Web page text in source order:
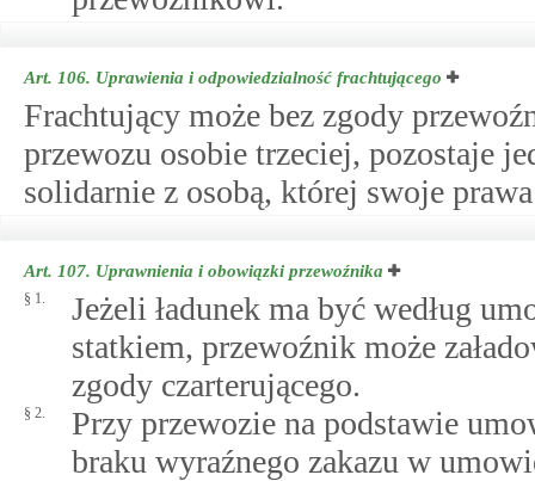
Art. 106. Uprawienia i odpowiedzialność frachtującego
Frachtujący może bez zgody
przewozu osobie trzeciej, pozostaje
solidarnie z osobą, której swoje
Art. 107. Uprawnienia i obowiązki przewoźnika
§ 1.
Jeżeli ładunek ma być według
statkiem, przewoźnik może
zgody czarterującego.
§ 2.
Przy przewozie na podstawie
braku wyraźnego zakazu w